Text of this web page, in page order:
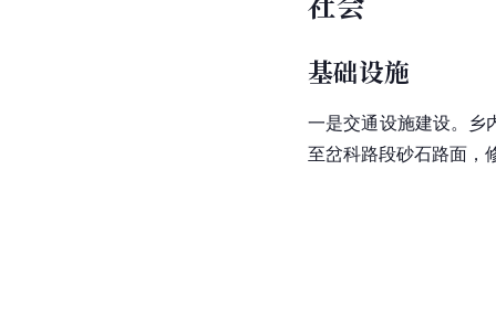
基础设施
一是交通设施建设。
至岔科路段砂石路面，